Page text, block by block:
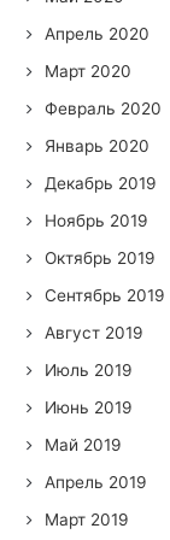
Апрель 2020
Март 2020
Февраль 2020
Январь 2020
Декабрь 2019
Ноябрь 2019
Октябрь 2019
Сентябрь 2019
Август 2019
Июль 2019
Июнь 2019
Май 2019
Апрель 2019
Март 2019